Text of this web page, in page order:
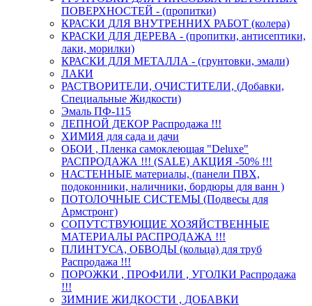
ПОВЕРХНОСТЕЙ - (пропитки)
КРАСКИ ДЛЯ ВНУТРЕННИХ РАБОТ (колера)
КРАСКИ ДЛЯ ДЕРЕВА - (пропитки, антисептики,
лаки, морилки)
КРАСКИ ДЛЯ МЕТАЛЛА - (грунтовки, эмали)
ЛАКИ
РАСТВОРИТЕЛИ, ОЧИСТИТЕЛИ, (Добавки,
Специальные Жидкости)
Эмаль ПФ-115
ЛЕПНОЙ ДЕКОР Распродажа !!!
ХИМИЯ для сада и дачи
ОБОИ , Пленка самоклеющая "Deluxe"
РАСПРОДАЖА !!! (SALE) АКЦИЯ -50% !!!
НАСТЕННЫЕ материалы, (панели ПВХ,
подоконники, наличники, бордюры для ванн )
ПОТОЛОЧНЫЕ СИСТЕМЫ (Подвесы для
Армстронг)
СОПУТСТВУЮЩИЕ ХОЗЯЙСТВЕННЫЕ
МАТЕРИАЛЫ РАСПРОДАЖА !!!
ПЛИНТУСА, ОБВОДЫ (кольца) для труб
Распродажа !!!
ПОРОЖКИ , ПРОФИЛИ , УГОЛКИ Распродажа
!!!
ЗИМНИЕ ЖИДКОСТИ , ДОБАВКИ